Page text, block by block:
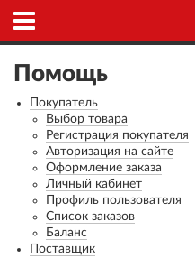
Помощь
Покупатель
Выбор товара
Регистрация покупателя
Авторизация на сайте
Оформление заказа
Личный кабинет
Профиль пользователя
Список заказов
Баланс
Поставщик